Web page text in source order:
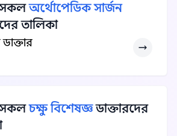
সকলঅর্থোপেডিক সার্জন
তালিকা
সকলচক্ষু বিশেষজ্ঞডাক্তারদের